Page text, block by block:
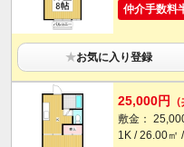
仲介手数料
★お気に入り登録
25,000円
敷金：
1K / 26.00㎡